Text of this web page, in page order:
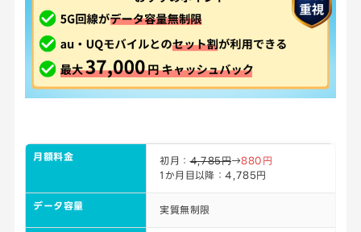
月額料金 初月：4,785円→880円
1か月目以降：4,785円
データ容量 実質無制限